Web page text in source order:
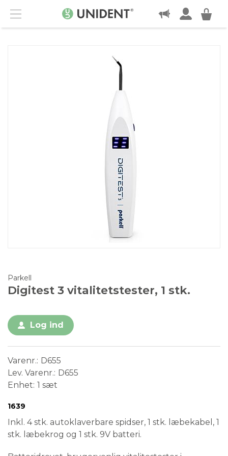
Menu
KONTAKT
Parkell
Digitest 3 vitalitetstester, 1 stk.
Log ind
Varenr. D655
Lev. Varenr. D655
Enhet 1 sæt
Medical Device
1639
Inkl. 4 stk. autoklaverbare spidser, 1 stk. læbekabel, 1
stk. læbekrog og 1 stk. 9V batteri.